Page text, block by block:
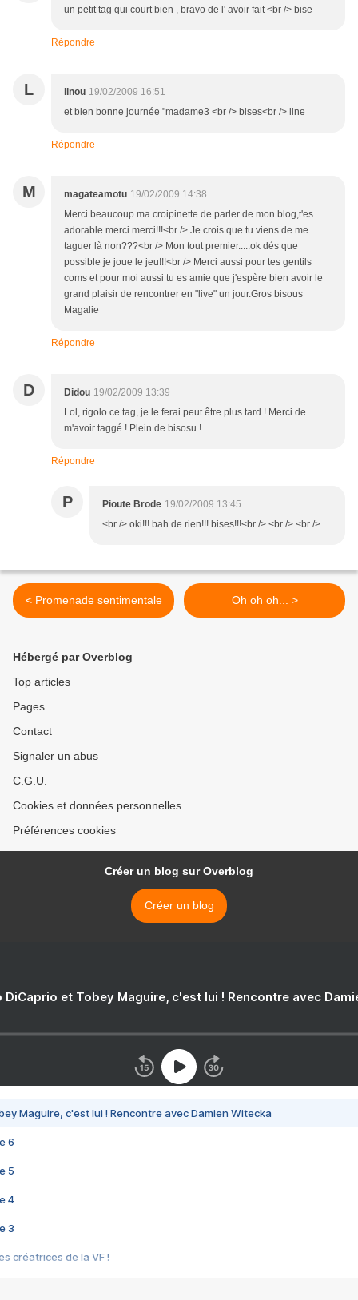
un petit tag qui court bien , bravo de l' avoir fait <br /> bise
Répondre
L linou 19/02/2009 16:51
et bien bonne journée "madame3 <br /> bises<br /> line
Répondre
M magateamotu 19/02/2009 14:38
Merci beaucoup ma croipinette de parler de mon blog,t'es
adorable merci merci!!!<br /> Je crois que tu viens de me
taguer là non???<br /> Mon tout premier.....ok dés que
possible je joue le jeu!!!<br /> Merci aussi pour tes gentils
coms et pour moi aussi tu es amie que j'espère bien avoir le
grand plaisir de rencontrer en "live" un jour.Gros bisous
Magalie
Répondre
D Didou 19/02/2009 13:39
Lol, rigolo ce tag, je le ferai peut être plus tard ! Merci de
m'avoir taggé ! Plein de bisosu !
Répondre
P Pioute Brode 19/02/2009 13:45
<br /> oki!!! bah de rien!!! bises!!!<br /> <br /> <br />
< Promenade sentimentale Oh oh oh... >
Hébergé par Overblog
Top articles
Pages
Contact
Signaler un abus
C.G.U.
Cookies et données personnelles
Préférences cookies
Créer un blog sur Overblog
Créer un blog
DiCaprio et Tobey Maguire, c'est lui ! Rencontre avec
Maguire, c'est lui ! Rencontre avec Damien Witecka
6
5
4
3
créatrices de la VF !